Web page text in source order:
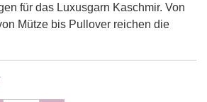
für das Luxusgarn Kaschmir. Von
Mütze bis Pullover reichen die